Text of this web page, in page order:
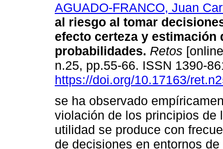
AGUADO-FRANCO, Juan
al riesgo al tomar
efecto certeza y estimación
probabilidades. Retos
n.25, pp.55-66. ISSN 1390-
https://doi.org/10.17163/
se ha observado
violación de los principios de
utilidad se produce con
de decisiones en entornos